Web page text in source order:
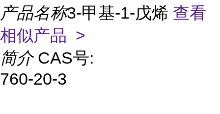
产品名称3-甲基-1-戊烯 查看
相似产品 >
简介 CAS号:
760-20-3